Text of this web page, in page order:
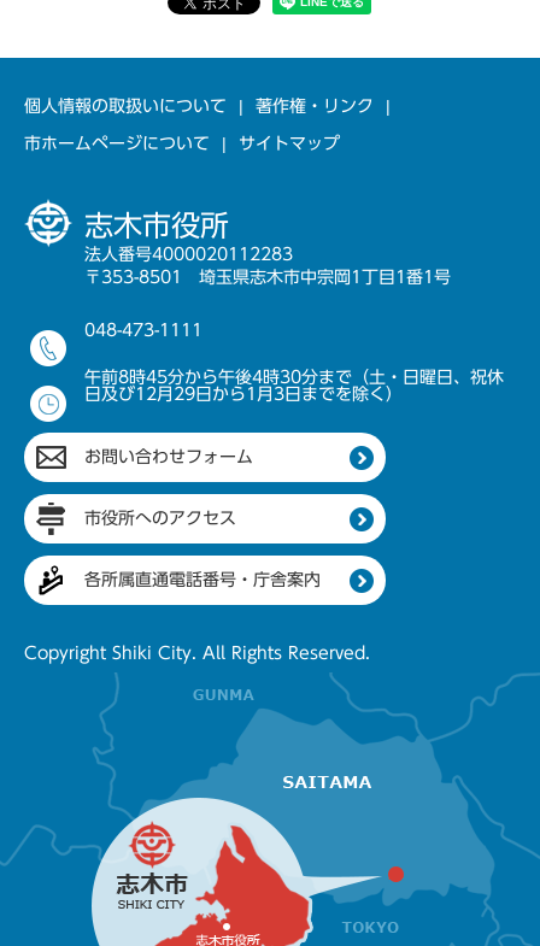
個人情報の取扱いについて 著作権・リンク
市ホームページについて サイトマップ
志木市役所
法人番号4000020112283
〒353-8501 埼玉県志木市中宗岡1丁目1番1号
048-473-1111
午前8時45分から午後4時30分まで（土・日曜日、祝休
日及び12月29日から1月3日までを除く）
お問い合わせフォーム
市役所へのアクセス
各所属直通電話番号・庁舎案内
Copyright Shiki City. All Rights Reserved.